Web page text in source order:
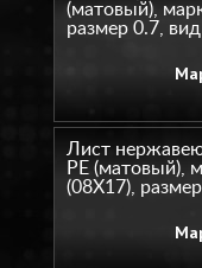
(матовый),
размер 0.7,
Лист
PE (матовый),
(08Х17),